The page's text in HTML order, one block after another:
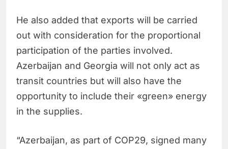
He also added that exports will be carried
out with consideration for the proportional
participation of the parties involved.
Azerbaijan and Georgia will not only act as
transit countries but will also have the
opportunity to include their «green» energy
in the supplies.
“Azerbaijan, as part of COP29, signed many